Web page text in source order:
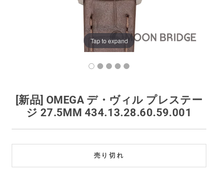
Tap to expand
[新品] OMEGA デ・ヴィル プレステー
ジ 27.5MM 434.13.28.60.59.001
売り切れ